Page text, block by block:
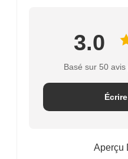
3.0
Basé sur 50
Aperçu